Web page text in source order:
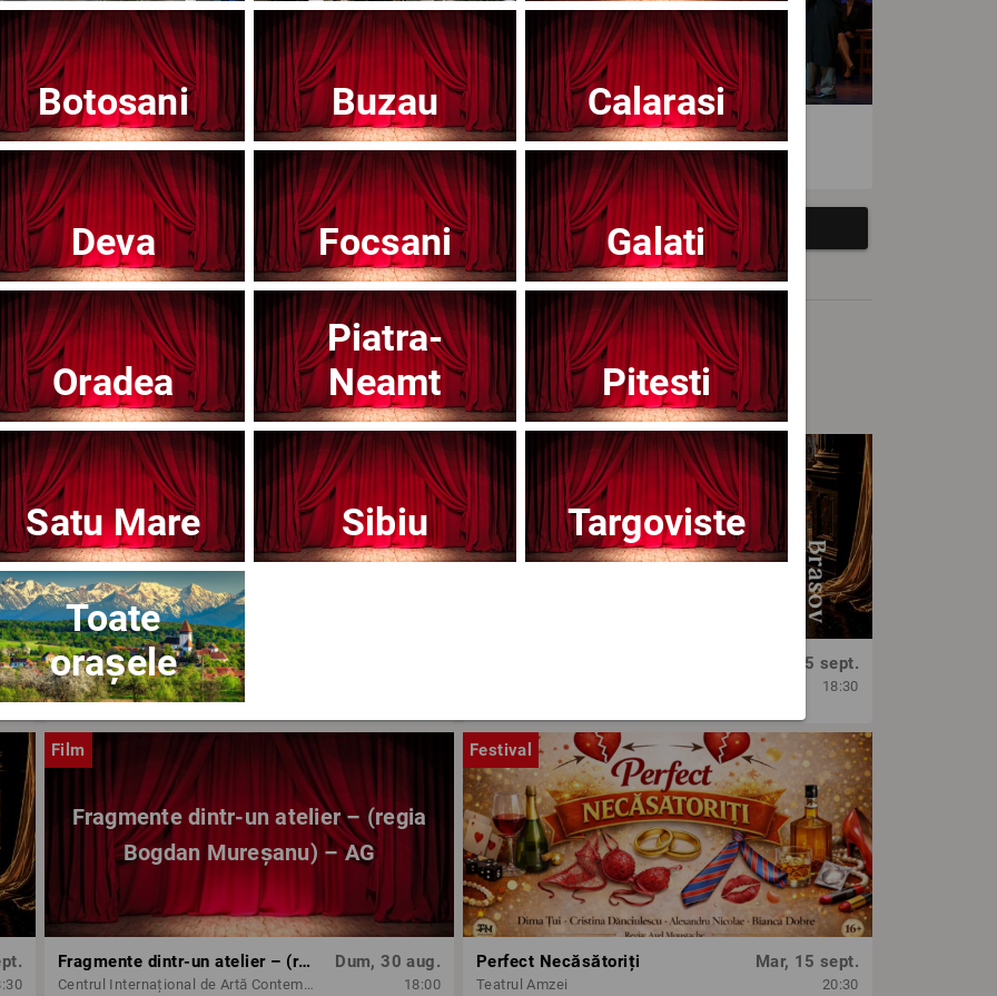
Teatrul Mic - Stagiunea 2025-2026 Teatrul Avangardia
Afisați mai multe evenimente
Noutăți
Concert
Opera Brasov
Concert
Sâm, 5 sept.
18:30
Film
Fragmente dintr-un atelier – (regia
Bogdan Mureșanu) – AG
Fragmente dintr-un atelier – (regia Bogdan Mureșanu) – AG
Centrul Internațional de Artă Contemporană - Baia Turcească Iași
Dum, 30 aug.
18:00
Festival
Perfect Necăsătoriți
Teatrul Amzei
Mar, 15 sept.
20:30
Botosani Buzau Calarasi
Deva Focsani Galati
Oradea
Piatra-
Neamt
Pitesti
Satu Mare Sibiu Targoviste
Toate
orașele